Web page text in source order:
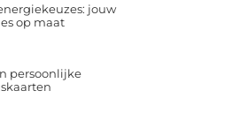
jouw
op maat
persoonlijke